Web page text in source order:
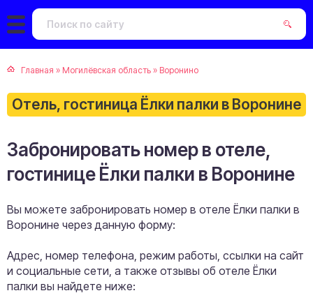
Главная » Могилёвская область » Воронино
Отель, гостиница Ёлки палки в Воронине
Забронировать номер в отеле,
гостинице Ёлки палки в Воронине
Вы можете забронировать номер в отеле Ёлки палки в
Воронине через данную форму:
Адрес, номер телефона, режим работы, ссылки на сайт
и социальные сети, а также отзывы об отеле Ёлки
палки вы найдете ниже: